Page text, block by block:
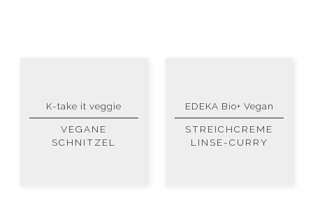
K-take it veggie
VEGANE
SCHNITZEL
EDEKA Bio+ Vegan
STREICHCREME
LINSE-CURRY